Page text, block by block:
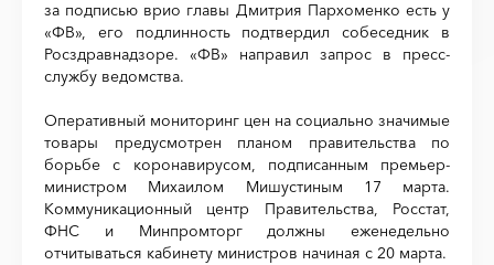
за подписью врио главы Дмитрия Пархоменко есть у
«ФВ», его подлинность подтвердил собеседник в
Росздравнадзоре. «ФВ» направил запрос в пресс-
службу ведомства.
Оперативный мониторинг цен на социально значимые
товары предусмотрен планом правительства по
борьбе с коронавирусом, подписанным премьер-
министром Михаилом Мишустиным 17 марта.
Коммуникационный центр Правительства, Росстат,
ФНС и Минпромторг должны еженедельно
отчитываться кабинету министров начиная с 20 марта.